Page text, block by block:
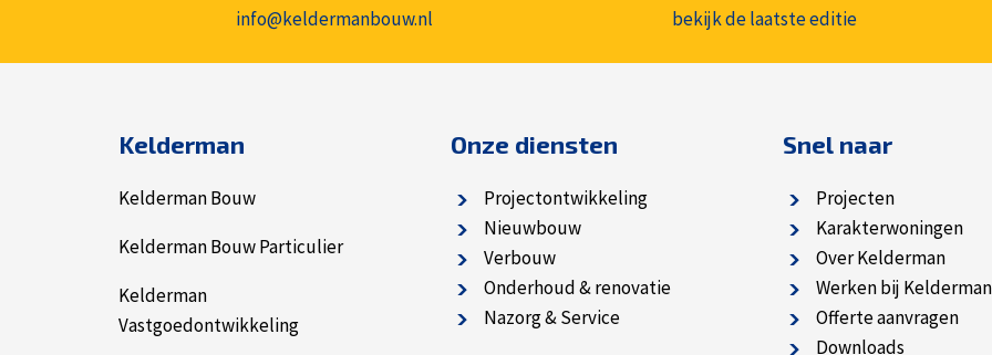
info@keldermanbouw.nl bekijk de laatste editie
Kelderman
Kelderman Bouw
Kelderman Bouw Particulier
Kelderman
Vastgoedontwikkeling
Onze diensten
Projectontwikkeling
Nieuwbouw
Verbouw
Onderhoud & renovatie
Nazorg & Service
Snel naar
Projecten
Karakterwoningen
Over Kelderman
Werken bij Kelderman
Offerte aanvragen
Downloads